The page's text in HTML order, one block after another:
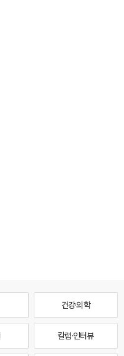
건강·의학
칼럼·인터뷰